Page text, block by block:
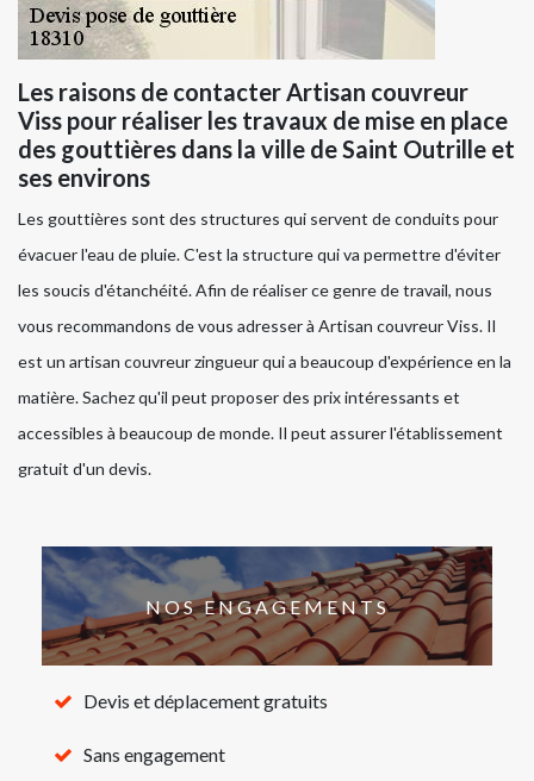
Les raisons de contacter Artisan couvreur
Viss pour réaliser les travaux de mise en place
des gouttières dans la ville de Saint Outrille et
ses environs
Les gouttières sont des structures qui servent de conduits pour
évacuer l'eau de pluie. C'est la structure qui va permettre d'éviter
les soucis d'étanchéité. Afin de réaliser ce genre de travail, nous
vous recommandons de vous adresser à Artisan couvreur Viss. Il
est un artisan couvreur zingueur qui a beaucoup d'expérience en la
matière. Sachez qu'il peut proposer des prix intéressants et
accessibles à beaucoup de monde. Il peut assurer l'établissement
gratuit d'un devis.
NOS ENGAGEMENTS
Devis et déplacement gratuits
Sans engagement